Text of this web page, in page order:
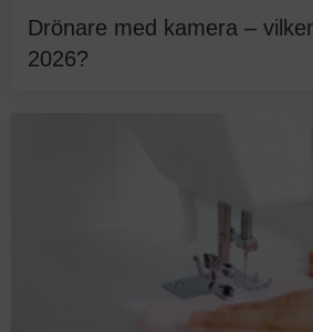
Drönare med kamera –
2026?